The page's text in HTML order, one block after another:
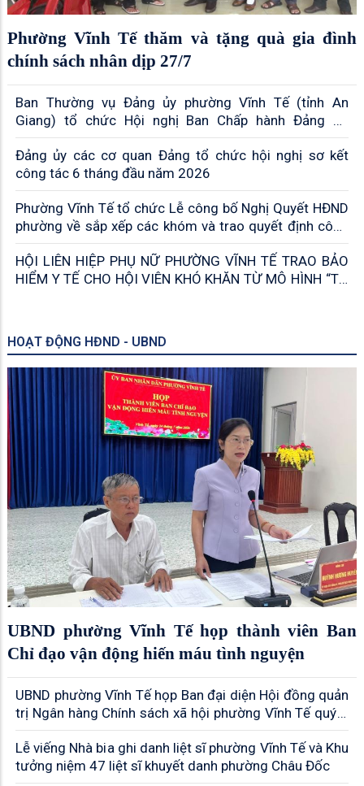
Phường Vĩnh Tế thăm và tặng quà gia đình
chính sách nhân dịp 27/7
Ban Thường vụ Đảng ủy phường Vĩnh Tế (tỉnh An
Giang) tổ chức Hội nghị Ban Chấp hành Đảng bộ
phường lần thứ 7, nhiệm kỳ 2025 – 2030
Đảng ủy các cơ quan Đảng tổ chức hội nghị sơ kết
công tác 6 tháng đầu năm 2026
Phường Vĩnh Tế tổ chức Lễ công bố Nghị Quyết HĐND
phường về sắp xếp các khóm và trao quyết định công
tác cán bộ
HỘI LIÊN HIỆP PHỤ NỮ PHƯỜNG VĨNH TẾ TRAO BẢO
HIỂM Y TẾ CHO HỘI VIÊN KHÓ KHĂN TỪ MÔ HÌNH “TỔ
HOẠT ĐỘNG HĐND - UBND
UBND phường Vĩnh Tế họp thành viên Ban
Chỉ đạo vận động hiến máu tình nguyện
UBND phường Vĩnh Tế họp Ban đại diện Hội đồng quản
trị Ngân hàng Chính sách xã hội phường Vĩnh Tế quý II
năm 2026
Lễ viếng Nhà bia ghi danh liệt sĩ phường Vĩnh Tế và Khu
tưởng niệm 47 liệt sĩ khuyết danh phường Châu Đốc